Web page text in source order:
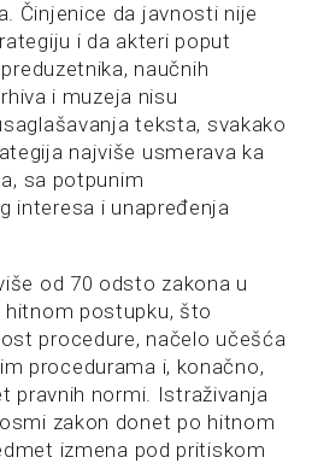
Činjenice da javnosti nije
i da akteri poput
naučnih
i muzeja nisu
teksta, svakako
najviše usmerava ka
sa potpunim
interesa i unapređenja
od 70 odsto zakona u
postupku, što
procedure, načelo učešća
procedurama i, konačno,
pravnih normi. Istraživanja
zakon donet po hitnom
izmena pod pritiskom